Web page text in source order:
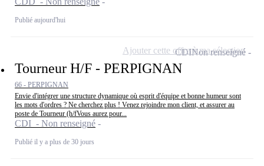
Publié aujourd'hui
Tourneur H/F - PERPIGNAN
66 - PERPIGNAN
Envie d'intégrer une structure dynamique où esprit d'équipe et bonne humeur sont
les mots d'ordres ? Ne cherchez plus ! Venez rejoindre mon client, et assurer au
poste de Tourneur (h/fVous aurez pour...
CDI - Non renseigné
Publié il y a plus de 30 jours
CDINon renseigné
Ajouter cette offre à ma sélection